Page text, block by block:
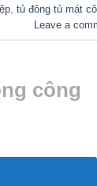
tủ đông tủ mát
Leave a
công